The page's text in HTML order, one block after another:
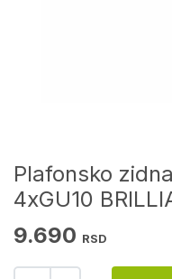
Plafonsko
4xGU10
9.690 RSD